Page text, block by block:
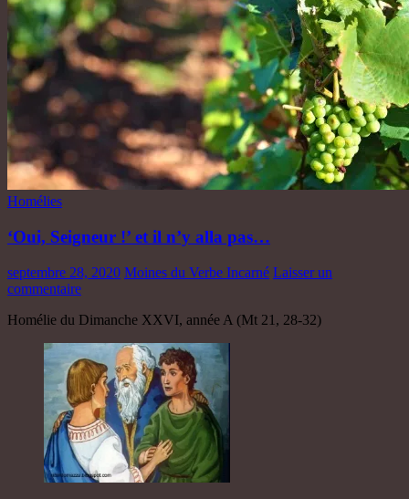
Homélies
‘Oui, Seigneur !’ et il n’y alla pas…
septembre 28, 2020 Moines du Verbe Incarné Laisser un
commentaire
Homélie du Dimanche XXVI, année A (Mt 21, 28-32)